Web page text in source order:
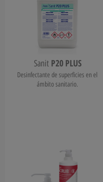
Sanit P20 PLUS
Desinfectante de superficies en el
ámbito sanitario.